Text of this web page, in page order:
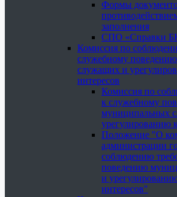
Формы
заполнения
СПО «Справки
Комиссия по
служебному
служащих и
интересов
Комиссия по
к служебному
муниципальных
урегулированию
Положение "О
администрации
соблюдению
поведению
и
интересов"